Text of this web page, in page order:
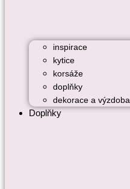
inspirace
kytice
korsáže
doplňky
dekorace a výzdoba
Doplňky